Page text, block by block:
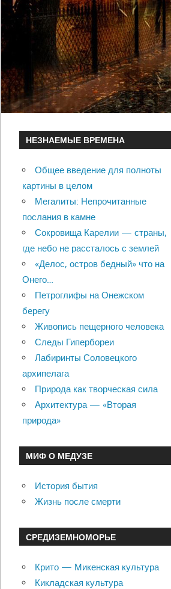
НЕЗНАЕМЫЕ ВРЕМЕНА
Общее введение для полноты
картины в целом
Мегалиты: Непрочитанные
послания в камне
Сокровища Карелии — страны,
где небо не рассталось с землей
«Делос, остров бедный» что на
Онего…
Петроглифы на Онежском
берегу
Живопись пещерного человека
Следы Гипербореи
Лабиринты Соловецкого
архипелага
Природа как творческая сила
Архитектура — «Вторая
природа»
МИФ О МЕДУЗЕ
История бытия
Жизнь после смерти
СРЕДИЗЕМНОМОРЬЕ
Крито — Микенская культура
Кикладская культура